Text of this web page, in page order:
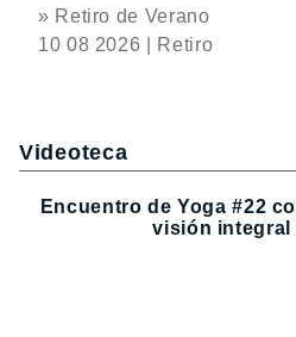
» Retiro de Verano
10 08 2026 | Retiro
Videoteca
Encuentro de Yoga #22
visión integral